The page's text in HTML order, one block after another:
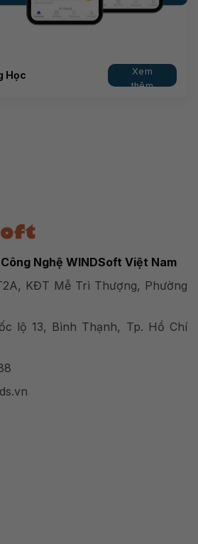
Học
Xem
thêm
Nghệ WINDSoft Việt Nam
KĐT Mễ Trì Thượng, Phường
lộ 13, Bình Thạnh, Tp. Hồ Chí